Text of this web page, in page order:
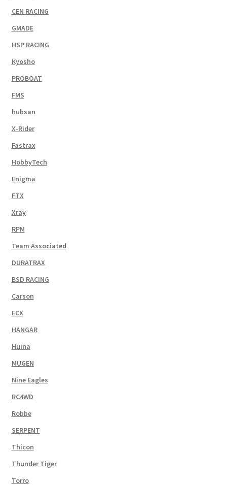
CEN RACING
GMADE
HSP RACING
Kyosho
PROBOAT
FMS
hubsan
X-Rider
Fastrax
HobbyTech
Enigma
FTX
Xray
RPM
Team Associated
DURATRAX
BSD RACING
Carson
ECX
HANGAR
Huina
MUGEN
Nine Eagles
RC4WD
Robbe
SERPENT
Thicon
Thunder Tiger
Torro